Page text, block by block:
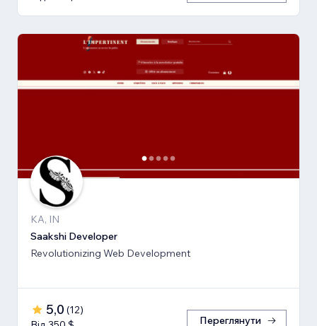
KA, IN
Saakshi Developer
Revolutionizing Web Development
5,0 (12)
Переглянути